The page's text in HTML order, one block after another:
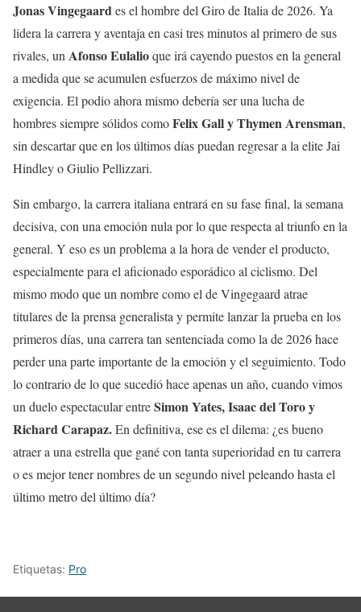
Jonas Vingegaardes el hombre del Giro de Italia de 2026. Ya
lidera la carrera y aventaja en casi tres minutos al primero de sus
rivales, un Afonso Eulalioque irá cayendo puestos en la general
a medida que se acumulen esfuerzos de máximo nivel de
exigencia. El podio ahora mismo debería ser una lucha de
hombres siempre sólidos comoFelix Gall y Thymen Arensman,
sin descartar que en los últimos días puedan regresar a la elite Jai
Hindley o Giulio Pellizzari.
Sin embargo, la carrera italiana entrará en su fase final, la semana
decisiva, con una emoción nula por lo que respecta al triunfo en la
general. Y eso es un problema a la hora de vender el producto,
especialmente para el aficionado esporádico al ciclismo. Del
mismo modo que un nombre como el de Vingegaard atrae
titulares de la prensa generalista y permite lanzar la prueba en los
primeros días, una carrera tan sentenciada como la de 2026 hace
perder una parte importante de la emoción y el seguimiento. Todo
lo contrario de lo que sucedió hace apenas un año, cuando vimos
un duelo espectacular entreSimon Yates, Isaac del Toro y
Richard Carapaz.En definitiva, ese es el dilema: ¿es bueno
atraer a una estrella que gané con tanta superioridad en tu carrera
o es mejor tener nombres de un segundo nivel peleando hasta el
último metro del último día?
Etiquetas: Pro